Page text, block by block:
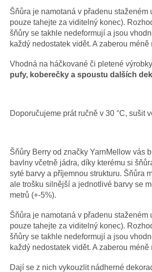
Šňůra je namotaná v přadenu staženém
pouze tahejte za viditelný konec).
šňůry se takhle nedeformují a jsou
každý nedostatek vidět. A zaberou méně
Vhodná na háčkované či pletené
pufy, koberečky a spoustu dalších
Doporučujeme prát ručně v 30 °C, sušit
Šňůry Berry od značky YarnMellow vás
bavlny včetně jádra, díky kterému si
syté barvy a příjemnou strukturu. Šňůra
ale trošku silnější a jednotlivé barvy se
metrů (+-5%).
Šňůra je namotaná v přadenu staženém
pouze tahejte za viditelný konec).
šňůry se takhle nedeformují a jsou
každý nedostatek vidět. A zaberou méně
Dají se z nich vykouzlit nádherné